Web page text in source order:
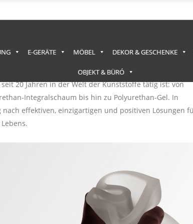
E-GERÄTE MÖBEL DEKOR & GESCHENKE
OBJEKT & BÜRÓ
und Intuition eines Unternehmens aus dem
20 Jahren in der Welt der Kunststoffe tätig ist: von
Integralschaum bis hin zu Polyurethan-Gel. In
effektiven, einzigartigen und positiven Lösungen